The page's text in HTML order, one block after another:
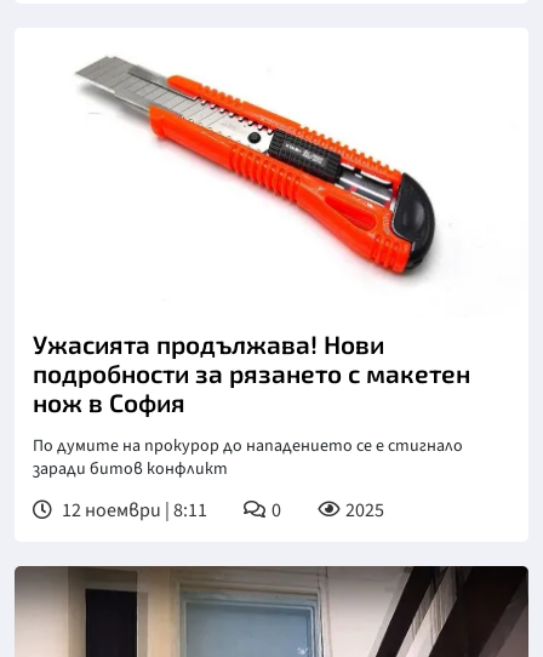
Ужасията продължава! Нови
подробности за рязането с макетен
нож в София
По думите на прокурор до нападението се е стигнало
заради битов конфликт
12 ноември | 8:11 0 2025